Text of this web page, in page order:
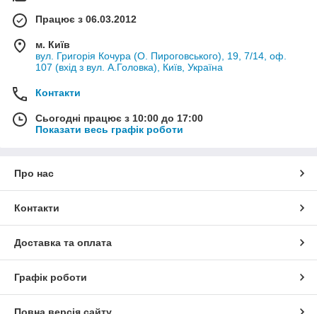
Працює з 06.03.2012
м. Київ
вул. Григорія Кочура (О. Пироговського), 19, 7/14, оф.
107 (вхід з вул. А.Головка), Київ, Україна
Контакти
Сьогодні працює з 10:00 до 17:00
Показати весь графік роботи
Про нас
Контакти
Доставка та оплата
Графік роботи